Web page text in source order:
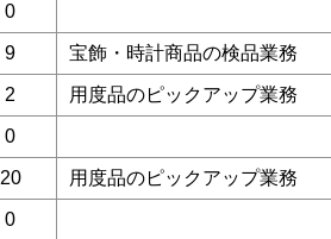
0
9 宝飾・時計商品の検品業務
2 用度品のピックアップ業務
0
20 用度品のピックアップ業務
0